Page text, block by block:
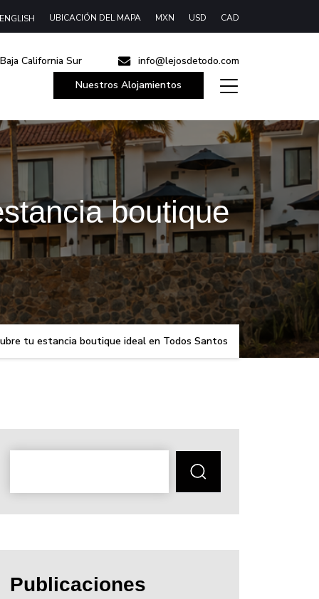
ENGLISH UBICACIÓN DEL MAPA MXN USD CAD
Baja California Sur
info@lejosdetodo.com
Nuestros Alojamientos
boutique
tu estancia boutique ideal en Todos Santos
Publicaciones